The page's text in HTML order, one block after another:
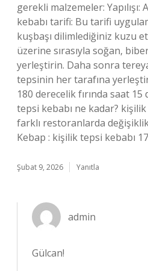
gerekli malzemeler:
kebabı tarifi: Bu tarifi
kuşbaşı dilimlediğiniz kuzu
üzerine sırasıyla soğan,
yerleştirin. Daha sonra
tepsinin her tarafına
180 derecelik fırında saat
tepsi kebabı ne kadar? kişilik
farklı restoranlarda
Kebap : kişilik tepsi kebabı
Şubat 9, 2026 Yanıtla
admin
Gülcan!